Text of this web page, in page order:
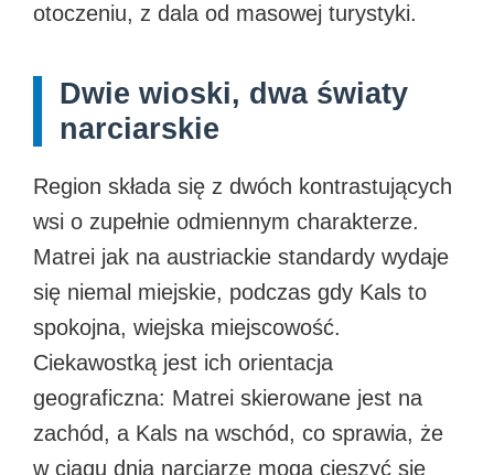
otoczeniu, z dala od masowej turystyki.
Dwie wioski, dwa światy
narciarskie
Region składa się z dwóch kontrastujących
wsi o zupełnie odmiennym charakterze.
Matrei jak na austriackie standardy wydaje
się niemal miejskie, podczas gdy Kals to
spokojna, wiejska miejscowość.
Ciekawostką jest ich orientacja
geograficzna: Matrei skierowane jest na
zachód, a Kals na wschód, co sprawia, że
w ciągu dnia narciarze mogą cieszyć się